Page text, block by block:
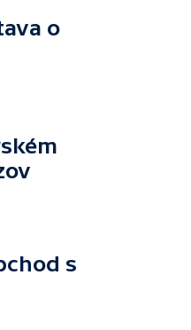
o
s